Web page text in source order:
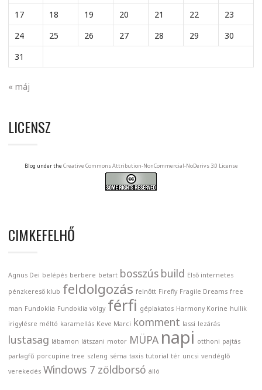
17
18 19 20 21 22
23
24
25 26 27 28 29
30
31
« máj
LICENSZ
Blog under the Creative Commons Attribution-NonCommercial-NoDerivs 3.0 License
CIMKEFELHŐ
Agnus Dei belépés berbere betart bosszús build Első internetes
pénzkereső klub feldolgozás felnőtt Firefly Fragile Dreams free
man Fundoklia Fundoklia völgy férfi géplakatos Harmony Korine hullik
irigylésre méltó karamellás Keve Marci komment lassi lezárás
lustasag lábamon látszani motor MÜPA napi otthoni pajtás
parlagfű porcupine tree szleng séma taxis tutorial tér uncsi vendéglő
verekedés Windows 7 zöldborsó álló